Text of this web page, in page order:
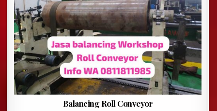
Balancing Roll Conveyor